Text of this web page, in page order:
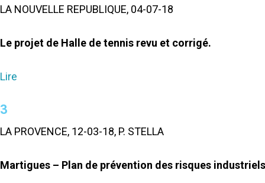
LA NOUVELLE REPUBLIQUE, 04-07-18
Le projet de Halle de tennis revu et corrigé.
Lire
3
LA PROVENCE, 12-03-18, P. STELLA
Martigues – Plan de prévention des risques